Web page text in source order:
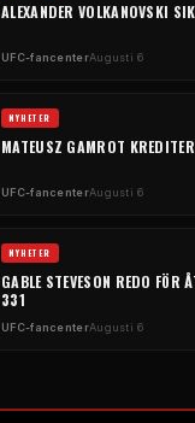
ALEXANDER VOLKANOVSKI
UFC-fancenterAugusti 6
NYHETER
MATEUSZ GAMROT
UFC-fancenterAugusti 6
NYHETER
GABLE STEVESON REDO FÖR
331
UFC-fancenterAugusti 6